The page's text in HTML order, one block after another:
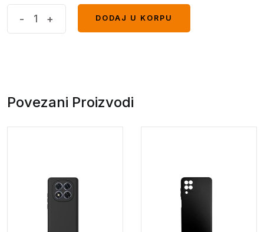
quantity
- +
DODAJ U KORPU
Povezani Proizvodi